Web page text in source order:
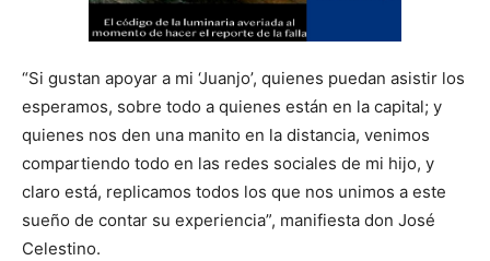
“Si gustan apoyar a mi ‘Juanjo’, quienes puedan asistir los
esperamos, sobre todo a quienes están en la capital; y
quienes nos den una manito en la distancia, venimos
compartiendo todo en las redes sociales de mi hijo, y
claro está, replicamos todos los que nos unimos a este
sueño de contar su experiencia”, manifiesta don José
Celestino.